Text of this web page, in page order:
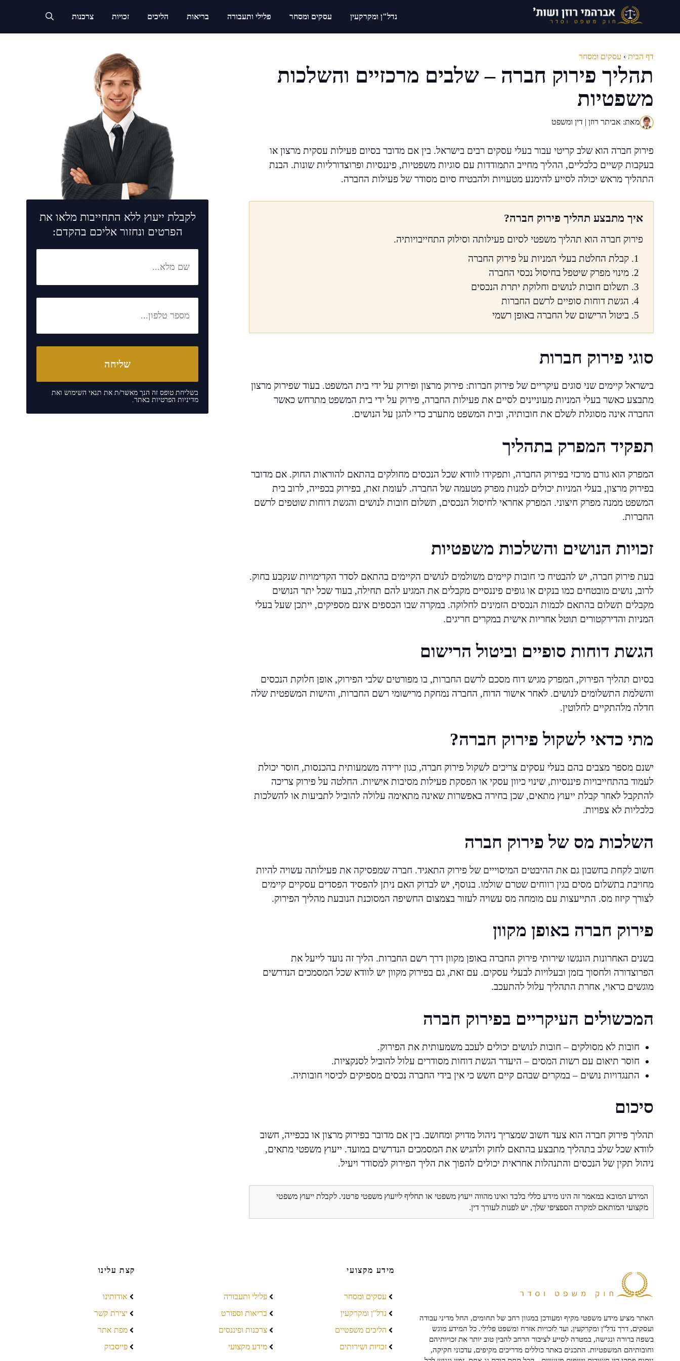
נדל"ן ומקרקעין עסקים ומסחר פלילי ותעבורה בריאות הליכים זכויות צרכנות
דף הבית › עסקים ומסחר
תהליך פירוק חברה – שלבים מרכזיים והשלכות
משפטיות
מאת: אביתר רוזן | דין ומשפט
פירוק חברה הוא שלב קריטי עבור בעלי עסקים רבים בישראל. בין אם מדובר בסיום פעילות עסקית מרצון או
בעקבות קשיים כלכליים, ההליך מחייב התמודדות עם סוגיות משפטיות, פיננסיות ופרוצדורליות שונות. הבנת
התהליך מראש יכולה לסייע להימנע מטעויות ולהבטיח סיום מסודר של פעילות החברה.
איך מתבצע תהליך פירוק חברה?
פירוק חברה הוא תהליך משפטי לסיום פעילותה וסילוק התחייבויותיה.
קבלת החלטת בעלי המניות על פירוק החברה
מינוי מפרק שיטפל בחיסול נכסי החברה
תשלום חובות לנושים וחלוקת יתרת הנכסים
הגשת דוחות סופיים לרשם החברות
ביטול הרישום של החברה באופן רשמי
סוגי פירוק חברות
בישראל קיימים שני סוגים עיקריים של פירוק חברות: פירוק מרצון ופירוק על ידי בית המשפט. בעוד שפירוק מרצון
מתבצע כאשר בעלי המניות מעוניינים לסיים את פעילות החברה, פירוק על ידי בית המשפט מתרחש כאשר
החברה אינה מסוגלת לשלם את חובותיה, ובית המשפט מתערב כדי להגן על הנושים.
תפקיד המפרק בתהליך
המפרק הוא גורם מרכזי בפירוק החברה, ותפקידו לוודא שכל הנכסים מחולקים בהתאם להוראות החוק. אם מדובר
בפירוק מרצון, בעלי המניות יכולים למנות מפרק מטעמה של החברה. לעומת זאת, בפירוק בכפייה, לרוב בית
המשפט ממנה מפרק חיצוני. המפרק אחראי לחיסול הנכסים, תשלום חובות לנושים והגשת דוחות שוטפים לרשם
החברות.
זכויות הנושים והשלכות משפטיות
בעת פירוק חברה, יש להבטיח כי חובות קיימים משולמים לנושים הקיימים בהתאם לסדר הקדימויות שנקבע בחוק.
לרוב, נושים מובטחים כמו בנקים או גופים פיננסיים מקבלים את המגיע להם תחילה, בעוד שכל יתר הנושים
מקבלים תשלום בהתאם לכמות הנכסים הזמינים לחלוקה. במקרה שבו הכספים אינם מספיקים, ייתכן שעל בעלי
המניות והדירקטורים תוטל אחריות אישית במקרים חריגים.
הגשת דוחות סופיים וביטול הרישום
בסיום תהליך הפירוק, המפרק מגיש דוח מסכם לרשם החברות, בו מפורטים שלבי הפירוק, אופן חלוקת הנכסים
והשלמת התשלומים לנושים. לאחר אישור הדוח, החברה נמחקת מרישומי רשם החברות, והישות המשפטית שלה
חדלה מלהתקיים לחלוטין.
מתי כדאי לשקול פירוק חברה?
ישנם מספר מצבים בהם בעלי עסקים צריכים לשקול פירוק חברה, כגון ירידה משמעותית בהכנסות, חוסר יכולת
לעמוד בהתחייבויות פיננסיות, שינוי כיוון עסקי או הפסקת פעילות מסיבות אישיות. החלטה על פירוק צריכה
להתקבל לאחר קבלת ייעוץ מתאים, שכן בחירה באפשרות שאינה מתאימה עלולה להוביל לתביעות או להשלכות
כלכליות לא צפויות.
השלכות מס של פירוק חברה
חשוב לקחת בחשבון גם את ההיבטים המיסוייים של פירוק התאגיד. חברה שמפסיקה את פעילותה עשויה להיות
מחויבת בתשלום מסים בגין רווחים שטרם שולמו. בנוסף, יש לבדוק האם ניתן להפסיד הפסדים עסקיים קיימים
לצורך קיזוז מס. התייעצות עם מומחה מס עשויה לעזור בצמצום החשיפה המסוכנת הנובעת מהליך הפירוק.
פירוק חברה באופן מקוון
בשנים האחרונות הונגשו שירותי פירוק החברה באופן מקוון דרך רשם החברות. הליך זה נועד לייעל את
הפרוצדורה ולחסוך בזמן ובעלויות לבעלי עסקים. עם זאת, גם בפירוק מקוון יש לוודא שכל המסמכים הנדרשים
מוגשים כראוי, אחרת התהליך עלול להתעכב.
המכשולים העיקריים בפירוק חברה
חובות לא מסולקים – חובות לנושים יכולים לעכב משמעותית את הפירוק.
חוסר תיאום עם רשות המסים – היעדר הגשת דוחות מסודרים עלול להוביל לסנקציות.
התנגדויות נושים – במקרים שבהם קיים חשש כי אין בידי החברה נכסים מספיקים לכיסוי חובותיה.
סיכום
תהליך פירוק חברה הוא צעד חשוב שמצריך ניהול מדויק ומחושב. בין אם מדובר בפירוק מרצון או בכפייה, חשוב
לוודא שכל שלב בתהליך מתבצע בהתאם לחוק ולהגיש את המסמכים הנדרשים במועד. ייעוץ משפטי מתאים,
ניהול תקין של הנכסים והתנהלות אחראית יכולים להפוך את הליך הפירוק למסודר ויעיל.
המידע המובא במאמר זה הינו מידע כללי בלבד ואינו מהווה ייעוץ משפטי או תחליף לייעוץ משפטי פרטני. לקבלת ייעוץ משפטי
מקצועי המותאם למקרה הספציפי שלך, יש לפנות לעורך דין.
לקבלת ייעוץ ללא התחייבות מלאו את
הפרטים ונחזור אליכם בהקדם:
בשליחת טופס זה הנך מאשר/ת את תנאי השימושואת
מדיניות הפרטיותבאתר.
האתר מציע מידע משפטי מקיף ומעודכן במגוון רחב של תחומים, החל מדיני עבודה
ועסקים, דרך נדל"ן ומקרקעין, ועד לזכויות אזרח ומשפט פלילי. כל המידע מוגש
בשפה ברורה ונגישה, במטרה לסייע לציבור הרחב להבין טוב יותר את זכויותיהם
וחובותיהם המשפטיות. התכנים באתר כוללים מדריכים מקיפים, עדכוני חקיקה,
מידע מקצועי
עסקים ומסחר
נדל"ן ומקרקעין
הליכים משפטיים
זכויות ושירותים
פלילי ותעבורה
בריאות וספורט
צרכנות ופיננסים
מידע מקצועי
קצת עלינו
אודותינו
יצירת קשר
מפת אתר
פייסבוק